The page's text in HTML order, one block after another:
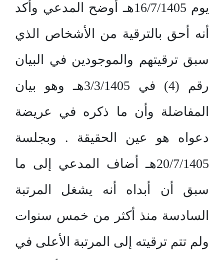
يوم 16/7/1405هـ أوضح المدعي وأكد
أنه أحق بالترقية من الأشخاص الذي
سبق ترقيتهم والموجودين في البيان
رقم (4) في 3/3/1405هـ وهو بيان
المفاضلة وأن ما ذكره في عريضة
دعواه هو عين الحقيقة . وبجلسة
20/7/1405هـ أضاف المدعي إلى ما
سبق أن أبداه أنه يشغل المرتبة
السادسة منذ أكثر من خمس سنوات
ولم تتم ترقيته إلى المرتبة الأعلى في